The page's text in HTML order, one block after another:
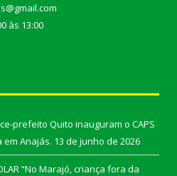
às 13:00
prefeito Quito inauguram o CAPS
Anajás. 13 de junho de 2026
“No Marajó, criança fora da